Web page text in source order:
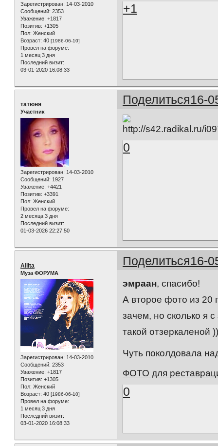
Зарегистрирован: 14-03-2010
Сообщений: 2353
Уважение: +1817
Позитив: +1305
Пол: Женский
Возраст: 40 [1986-06-10]
Провел на форуме:
1 месяц 3 дня
Последний визит:
03-01-2020 16:08:33
+1
Поделиться16-
татюня
Участник
Зарегистрирован: 14-03-2010
Сообщений: 1927
Уважение: +4421
Позитив: +3391
Пол: Женский
Провел на форуме:
2 месяца 3 дня
Последний визит:
01-03-2026 22:27:50
0
Поделиться16-
Allita
Муза ФОРУМА
Зарегистрирован: 14-03-2010
Сообщений: 2353
Уважение: +1817
Позитив: +1305
Пол: Женский
Возраст: 40 [1986-06-10]
Провел на форуме:
1 месяц 3 дня
Последний визит:
03-01-2020 16:08:33
эмраан, спасибо!
А второе фото из 20
зачем, но сколько я
такой отзеркаленой
Чуть поколдовала
ФОТО для
0